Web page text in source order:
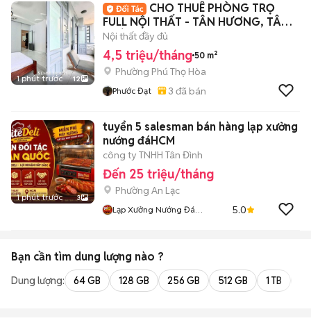
1 phút trước 12
CHO THUÊ PHÒNG TRỌ
FULL NỘI THẤT - TÂN HƯƠNG, TÂN
PHÚ
Nội thất đầy đủ
4,5 triệu/tháng 50 m²
Phường Phú Thọ Hòa
Phước Đạt 3 đã bán
1 phút trước 3
tuyển 5 salesman bán hàng lạp xưởng
nướng đáHCM
công ty TNHH Tân Đình
Đến 25 triệu/tháng
Phường An Lạc
Lạp Xưởng Nướng Đá
5.0
Bạn cần tìm dung lượng nào ?
Dung lượng: 64 GB 128 GB 256 GB 512 GB 1 TB